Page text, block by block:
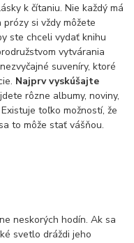
k čítaniu. Nie každý má
si vždy môžete
ste chceli vydať knihu
vytvárania
suveníry, ktoré
Najprv vyskúšajte
rôzne albumy, noviny,
toľko možností, že
to môže stať vášňou.
neskorých hodín. Ak sa
svetlo dráždi jeho